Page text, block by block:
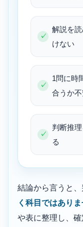
解説を
けない
1問に時
合うか
判断推
る
結論から言うと
く科目ではありま
や表に整理し、